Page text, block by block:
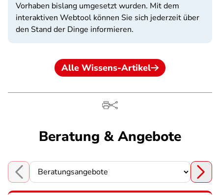
Vorhaben bislang umgesetzt wurden. Mit dem
interaktiven Webtool können Sie sich jederzeit über
den Stand der Dinge informieren.
Alle Wissens-Artikel
Beratung & Angebote
Choose a section